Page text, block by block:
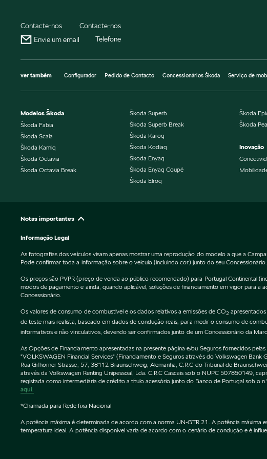
Contacte-nos
Envie um email
Contacte-nos
Telefone
ver também Configurador Pedido de Contacto Concessionários Škoda Serviço de
Modelos Škoda
Škoda Fabia
Škoda Scala
Škoda Kamiq
Škoda Octavia
Škoda Octavia Break
Škoda Superb
Škoda Superb Break
Škoda Karoq
Škoda Kodiaq
Škoda Enyaq
Škoda Enyaq Coupé
Škoda Elroq
Škoda
Škoda
Inovação
Notas importantes
Informação Legal
As fotografias dos veículos visam apenas mostrar uma reprodução do modelo a que a
Pode confirmar toda a informação sobre o veículo (incluindo cor) junto do seu Concessionário.
Os preços são PVPR (preço de venda ao público recomendado) para Portugal Continental
modos de pagamento e ainda, quando aplicável, soluções de financiamento em vigor para a
Concessionário.
Os valores de consumo de combustível e os dados relativos a emissões de CO2
de teste mais realista, baseado em dados de condução reais, para medir o consumo de
informativos e não vinculativos, devendo ser confirmados junto de um Concessionário da
As Opções de Financiamento apresentadas na presente página e/ou Seguros fornecidos
"VOLKSWAGEN Financial Services" (Financiamento e Seguros através do Volkswagen
Rua Gifhorner Strasse, 57, 38112 Braunschweig, Alemanha, C.R.C do Tribunal de
através da Volkswagen Renting Unipessoal, Lda. C.R.C Cascais sob o NUPC 507850149,
registada como intermediária de crédito a título acessório junto do Banco de Portugal sob o
aqui.
*Chamada para Rede fixa Nacional
A potência máxima é determinada de acordo com a norma UN-GTR.21. A potência máxima
temperatura ideal. A potência disponível varia de acordo com o cenário de condução e é